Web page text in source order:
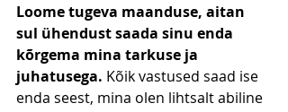
Loome tugeva maanduse, aitan
sul ühendust saada sinu enda
kõrgema mina tarkuse ja
juhatusega. Kõik vastused saad ise
enda seest, mina olen lihtsalt abiline